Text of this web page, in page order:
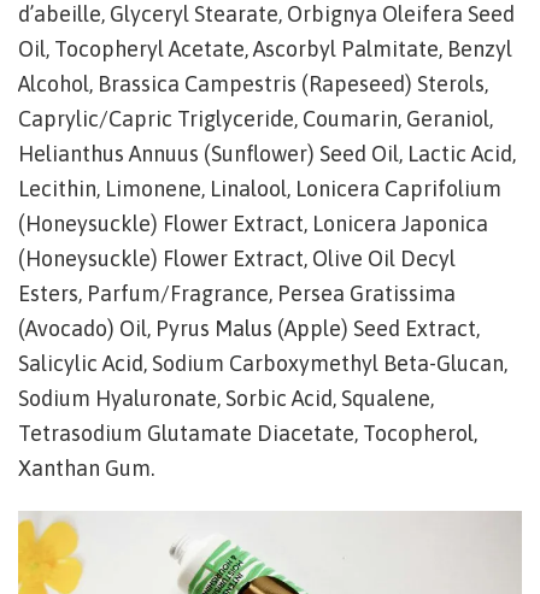
d’abeille, Glyceryl Stearate, Orbignya Oleifera Seed
Oil, Tocopheryl Acetate, Ascorbyl Palmitate, Benzyl
Alcohol, Brassica Campestris (Rapeseed) Sterols,
Caprylic/Capric Triglyceride, Coumarin, Geraniol,
Helianthus Annuus (Sunflower) Seed Oil, Lactic Acid,
Lecithin, Limonene, Linalool, Lonicera Caprifolium
(Honeysuckle) Flower Extract, Lonicera Japonica
(Honeysuckle) Flower Extract, Olive Oil Decyl
Esters, Parfum/Fragrance, Persea Gratissima
(Avocado) Oil, Pyrus Malus (Apple) Seed Extract,
Salicylic Acid, Sodium Carboxymethyl Beta-Glucan,
Sodium Hyaluronate, Sorbic Acid, Squalene,
Tetrasodium Glutamate Diacetate, Tocopherol,
Xanthan Gum.